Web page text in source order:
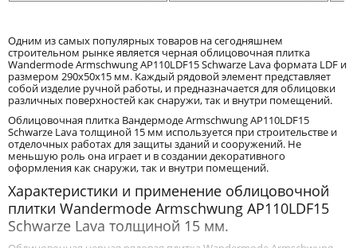
Одним из самых популярных товаров на сегодняшнем
строительном рынке является черная облицовочная плитка
Wandermode Armschwung AP110LDF15 Schwarze Lava формата LDF и
размером 290x50x15 мм. Каждый рядовой элемент представляет
собой изделие ручной работы, и предназначается для облицовки
различных поверхностей как снаружи, так и внутри помещений.
Облицовочная плитка Вандермоде Armschwung AP110LDF15
Schwarze Lava толщиной 15 мм используется при строительстве и
отделочных работах для защиты зданий и сооружений. Не
меньшую роль она играет и в создании декоративного
оформления как снаружи, так и внутри помещений.
Характеристики и применение облицовочной
плитки Wandermode Armschwung AP110LDF15
Schwarze Lava толщиной 15 мм.